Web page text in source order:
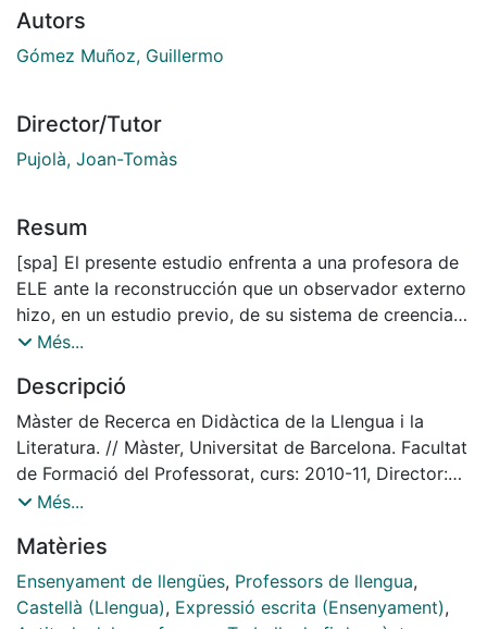
Autors
Gómez Muñoz, Guillermo
Director/Tutor
Pujolà, Joan-Tomàs
Resum
[spa] El presente estudio enfrenta a una profesora de
ELE ante la reconstrucción que un observador externo
hizo, en un estudio previo, de su sistema de creencias.
El objetivo es contrastar con la profesora analizada
conocimiento más exacto y profundo de su sistema de
creencias. En particular, se abordarán temas como la
relevancia de la competencia gramatical y de los
procesos cognitivos dentro de sus creencias y la
aparente confusión de los conceptos de escritor
sobre la práctica de la expresión escrita.
[cat] Aquest estudi enfronta una professora d'ELE a la
reconstrucció que un observador extern va fer, en un
Més...
Descripció
Màster de Recerca en Didàctica de la Llengua i la
Literatura. // Màster, Universitat de Barcelona. Facultat
de Formació del Professorat, curs: 2010-11, Director:
Dr. Joan-Tomàs Pujolà Font
Més...
Matèries
Ensenyament de llengües, Professors de llengua,
Castellà (Llengua), Expressió escrita (Ensenyament),